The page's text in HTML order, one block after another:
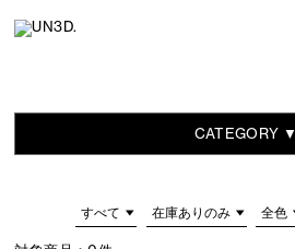
CATEGORY ▼